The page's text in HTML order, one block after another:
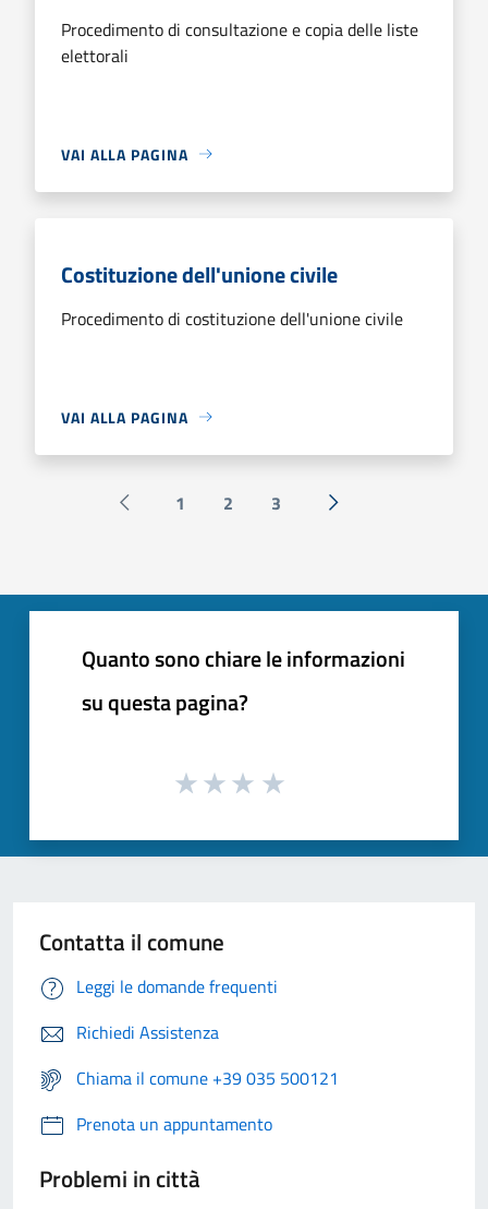
Procedimento di consultazione e copia delle liste
elettorali
VAI ALLA PAGINA
Costituzione dell'unione civile
Procedimento di costituzione dell'unione civile
VAI ALLA PAGINA
Pagina precedente
1 2 3 Successiva »
Quanto sono chiare le informazioni
su questa pagina?
Contatta il comune
Leggi le domande frequenti
Richiedi Assistenza
Chiama il comune +39 035 500121
Prenota un appuntamento
Problemi in città